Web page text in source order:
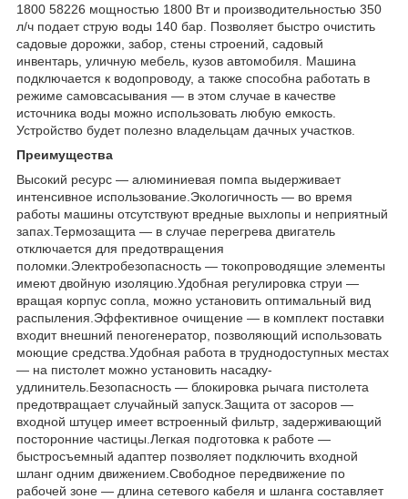
1800 58226 мощностью 1800 Вт и производительностью 350
л/ч подает струю воды 140 бар. Позволяет быстро очистить
садовые дорожки, забор, стены строений, садовый
инвентарь, уличную мебель, кузов автомобиля. Машина
подключается к водопроводу, а также способна работать в
режиме самовсасывания — в этом случае в качестве
источника воды можно использовать любую емкость.
Устройство будет полезно владельцам дачных участков.
Преимущества
Высокий ресурс — алюминиевая помпа выдерживает
интенсивное использование.Экологичность — во время
работы машины отсутствуют вредные выхлопы и неприятный
запах.Термозащита — в случае перегрева двигатель
отключается для предотвращения
поломки.Электробезопасность — токопроводящие элементы
имеют двойную изоляцию.Удобная регулировка струи —
вращая корпус сопла, можно установить оптимальный вид
распыления.Эффективное очищение — в комплект поставки
входит внешний пеногенератор, позволяющий использовать
моющие средства.Удобная работа в труднодоступных местах
— на пистолет можно установить насадку-
удлинитель.Безопасность — блокировка рычага пистолета
предотвращает случайный запуск.Защита от засоров —
входной штуцер имеет встроенный фильтр, задерживающий
посторонние частицы.Легкая подготовка к работе —
быстросъемный адаптер позволяет подключить входной
шланг одним движением.Свободное передвижение по
рабочей зоне — длина сетевого кабеля и шланга составляет